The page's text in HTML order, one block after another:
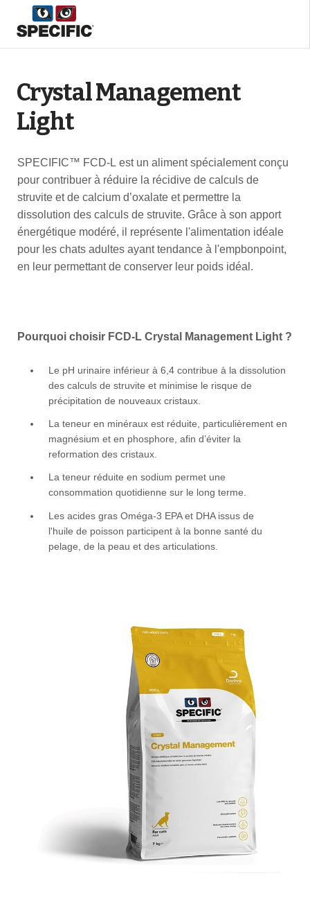
Crystal Management
Light
SPECIFIC™ FCD-L est un aliment spécialement conçu
pour contribuer à réduire la récidive de calculs de
struvite et de calcium d’oxalate et permettre la
dissolution des calculs de struvite. Grâce à son apport
énergétique modéré, il représente l'alimentation idéale
pour les chats adultes ayant tendance à l'empbonpoint,
en leur permettant de conserver leur poids idéal.
Pourquoi choisir FCD-L Crystal Management Light ?
Le pH urinaire inférieur à 6,4 contribue à la dissolution
des calculs de struvite et minimise le risque de
précipitation de nouveaux cristaux.
La teneur en minéraux est réduite, particulièrement en
magnésium et en phosphore, afin d’éviter la
reformation des cristaux.
La teneur réduite en sodium permet une
consommation quotidienne sur le long terme.
Les acides gras Oméga-3 EPA et DHA issus de
l'huile de poisson participent à la bonne santé du
pelage, de la peau et des articulations.